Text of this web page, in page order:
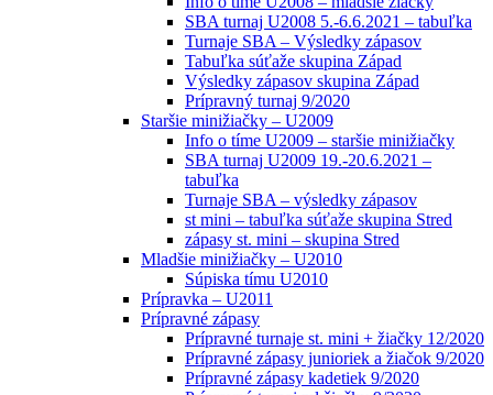
SBA turnaj U2008 5.-6.6.2021 – tabuľka
Turnaje SBA – Výsledky zápasov
Tabuľka súťaže skupina Západ
Výsledky zápasov skupina Západ
Prípravný turnaj 9/2020
Staršie minižiačky – U2009
Info o tíme U2009 – staršie minižiačky
SBA turnaj U2009 19.-20.6.2021 –
tabuľka
Turnaje SBA – výsledky zápasov
st mini – tabuľka súťaže skupina Stred
zápasy st. mini – skupina Stred
Mladšie minižiačky – U2010
Súpiska tímu U2010
Prípravka – U2011
Prípravné zápasy
Prípravné turnaje st. mini + žiačky 12/2020
Prípravné zápasy junioriek a žiačok 9/2020
Prípravné zápasy kadetiek 9/2020